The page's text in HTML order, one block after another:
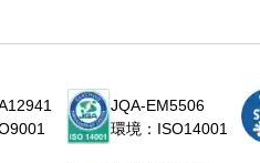
JQA-EM5506
環境：ISO14001